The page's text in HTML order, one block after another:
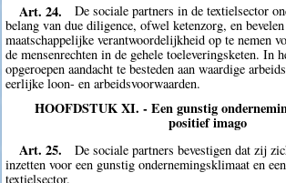
Art. 24.
De sociale partners in de textielsector
belang van due diligence, ofwel ketenzorg, en
maatschappelijke verantwoordelijkheid op te nemen
de mensenrechten in de gehele toeleveringsketen. In
opgeroepen aandacht te besteden aan waardige
eerlijke loon- en arbeidsvoorwaarden.
HOOFDSTUK XI. - Een gunstig
positief imago
Art. 25.
De sociale partners bevestigen dat zij
inzetten voor een gunstig ondernemingsklimaat en
textielsector.